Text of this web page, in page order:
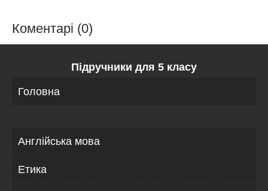
Коментарі (0)
Підручники для 5 класу
Головна
Англійська мова
Етика